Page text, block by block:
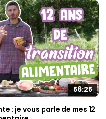
56:25
: je vous parle de mes 12